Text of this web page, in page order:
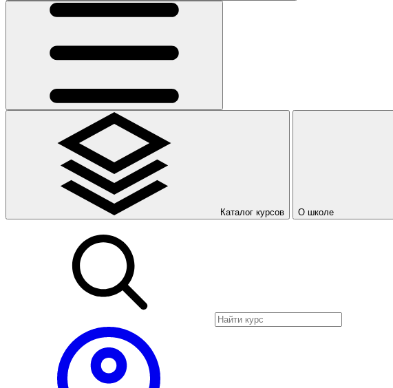
Каталог курсов О школе